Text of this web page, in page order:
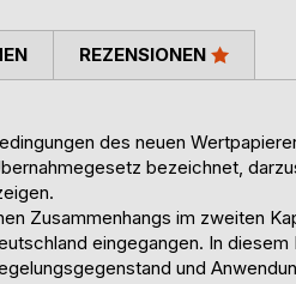
des neuen
bezeichnet,
Zusammenhangs im zweiten
eingegangen. In diesem
und
REZENSIONEN